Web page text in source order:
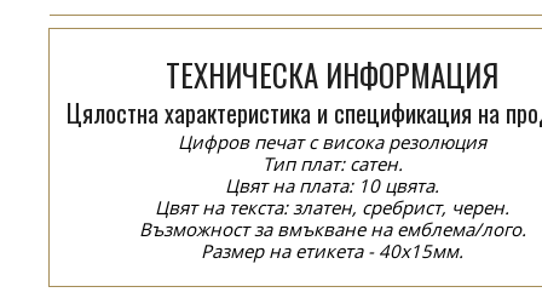
ТЕХНИЧЕСКА ИНФОРМАЦИЯ
Цялостна характеристика и спецификация на
Цифров печат с висока резолюция
Тип плат: сатен.
Цвят на плата: 10 цвята.
Цвят на текста: златен, сребрист, черен.
Възможност за вмъкване на емблема/лого.
Размер на етикета - 40x15мм.